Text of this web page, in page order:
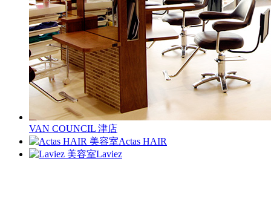
VAN COUNCIL 津店
Actas HAIR
Laviez